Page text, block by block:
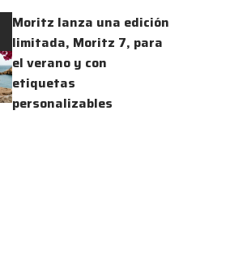
Moritz lanza una edición
limitada, Moritz 7, para
el verano y con
etiquetas
personalizables